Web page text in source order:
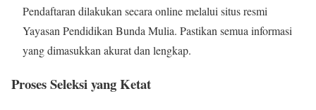
Pendaftaran dilakukan secara online melalui situs resmi
Yayasan Pendidikan Bunda Mulia. Pastikan semua informasi
yang dimasukkan akurat dan lengkap.
Proses Seleksi yang Ketat